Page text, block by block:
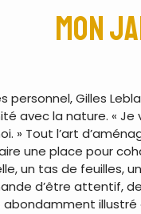
Mon
personnel, Gilles
avec la nature. «
» Tout l’art
une place pour
un tas de feuilles,
d’être attentif,